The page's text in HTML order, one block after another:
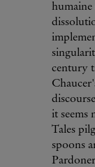
humaine
century
it seems
Tales
spoons